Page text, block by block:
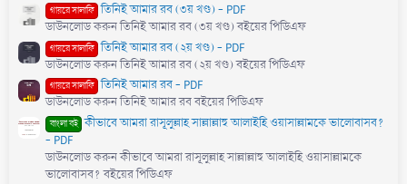
)
গায়রে সালাফি তিনিই আমার রব (৩য় খণ্ড) - PDF
ডাউনলোড করুন তিনিই আমার রব (৩য় খণ্ড) বইয়ের পিডিএফ
গায়রে সালাফি তিনিই আমার রব (২য় খণ্ড) - PDF
ডাউনলোড করুন তিনিই আমার রব (২য় খণ্ড) বইয়ের পিডিএফ
গায়রে সালাফি তিনিই আমার রব - PDF
ডাউনলোড করুন তিনিই আমার রব বইয়ের পিডিএফ
বাংলা বই কীভাবে আমরা রাসূলুল্লাহ সাল্লাল্লাহু আলাইহি ওয়াসাল্লামকে ভালোবাসব?
- PDF
ডাউনলোড করুন কীভাবে আমরা রাসূলুল্লাহ সাল্লাল্লাহু আলাইহি ওয়াসাল্লামকে
ভালোবাসব? বইয়ের পিডিএফ